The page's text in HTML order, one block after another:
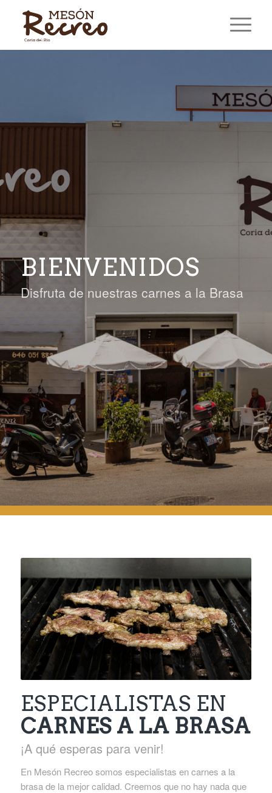
BIENVENIDOS
Disfruta de nuestras carnes a la Brasa
ESPECIALISTAS EN
CARNES A LA BRASA
¡A qué esperas para venir!
En Mesón Recreo somos especialistas en carnes a la
brasa de la mejor calidad. Creemos que no hay nada que